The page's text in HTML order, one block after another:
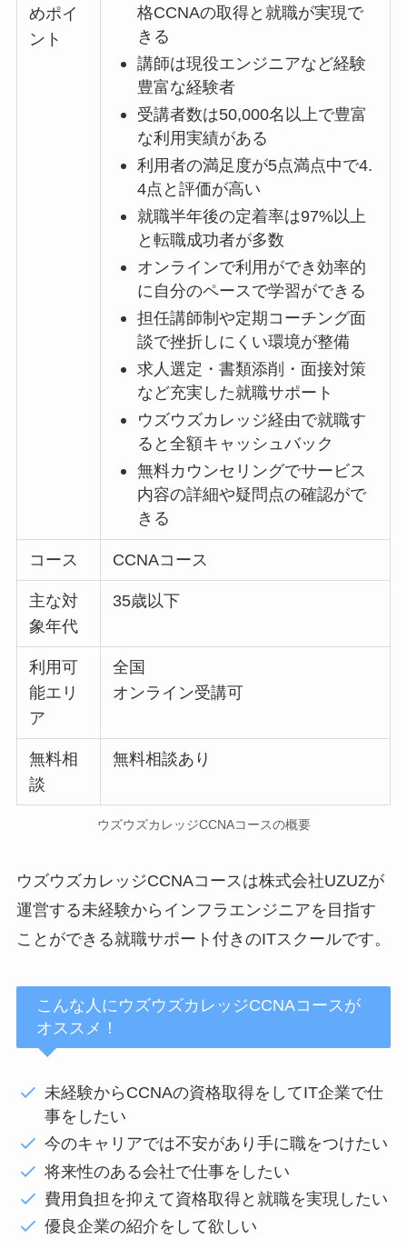
めポイ
ント
格CCNAの取得と就職が実現で
きる
講師は現役エンジニアなど経験
豊富な経験者
受講者数は50,000名以上で豊富
な利用実績がある
利用者の満足度が5点満点中で4.
4点と評価が高い
就職半年後の定着率は97%以上
と転職成功者が多数
オンラインで利用ができ効率的
に自分のペースで学習ができる
担任講師制や定期コーチング面
談で挫折しにくい環境が整備
求人選定・書類添削・面接対策
など充実した就職サポート
ウズウズカレッジ経由で就職す
ると全額キャッシュバック
無料カウンセリングでサービス
内容の詳細や疑問点の確認がで
きる
コース CCNAコース
主な対
象年代
35歳以下
利用可
能エリ
ア
全国
オンライン受講可
無料相
談
無料相談あり
ウズウズカレッジCCNAコースの概要
ウズウズカレッジCCNAコースは株式会社UZUZが
運営する未経験からインフラエンジニアを目指す
ことができる就職サポート付きのITスクールです。
こんな人にウズウズカレッジCCNAコースが
オススメ！
未経験からCCNAの資格取得をしてIT企業で仕
事をしたい
今のキャリアでは不安があり手に職をつけたい
将来性のある会社で仕事をしたい
費用負担を抑えて資格取得と就職を実現したい
優良企業の紹介をして欲しい